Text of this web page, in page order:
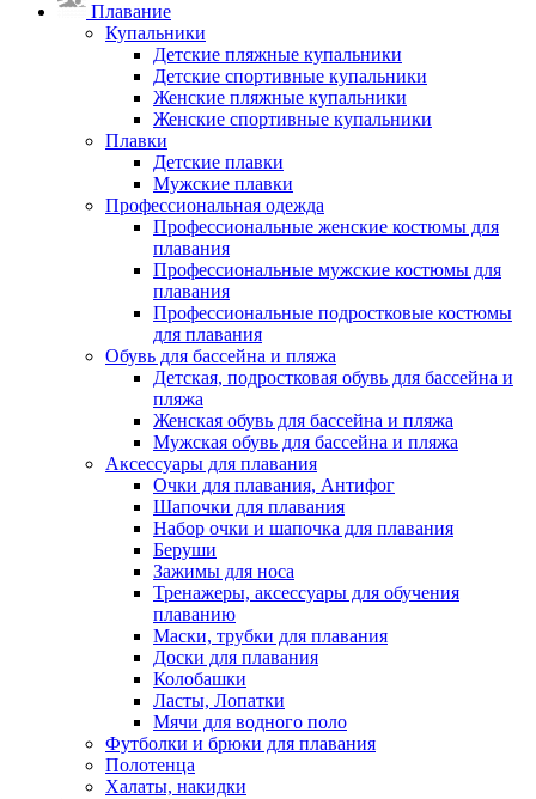
Плавание
Купальники
Детские пляжные купальники
Детские спортивные купальники
Женские пляжные купальники
Женские спортивные купальники
Плавки
Детские плавки
Мужские плавки
Профессиональная одежда
Профессиональные женские костюмы для
плавания
Профессиональные мужские костюмы для
плавания
Профессиональные подростковые костюмы
для плавания
Обувь для бассейна и пляжа
Детская, подростковая обувь для бассейна и
пляжа
Женская обувь для бассейна и пляжа
Мужская обувь для бассейна и пляжа
Аксессуары для плавания
Очки для плавания, Антифог
Шапочки для плавания
Набор очки и шапочка для плавания
Беруши
Зажимы для носа
Тренажеры, аксессуары для обучения
плаванию
Маски, трубки для плавания
Доски для плавания
Колобашки
Ласты, Лопатки
Мячи для водного поло
Футболки и брюки для плавания
Полотенца
Халаты, накидки